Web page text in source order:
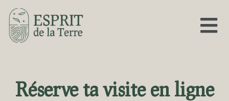
contenu
Réserve ta visite en ligne